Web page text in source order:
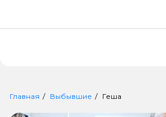
Главная Выбывшие Геша